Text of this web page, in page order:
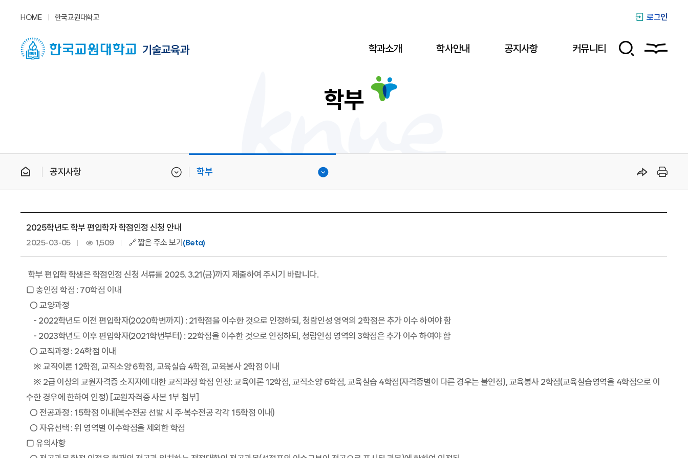
HOME 한국교원대학교 로그인
기술교육과 학과소개 학사안내 공지사항 커뮤니티
학부
공지사항 학부
2025학년도 학부 편입학자 학점인정 신청 안내
2025-03-05 1,509 🔗 짧은 주소 보기 (Beta)
학부 편입학 학생은 학점인정 신청 서류를 2025. 3.21(금)까지 제출하여 주시기 바랍니다.
□ 총인정 학점 : 70학점 이내
○ 교양과정
- 2022학년도 이전 편입학자(2020학번까지) : 21학점을 이수한 것으로 인정하되, 청람인성 영역의 2학점은 추가 이수 하여야 함
- 2023학년도 이후 편입학자(2021학번부터) : 22학점을 이수한 것으로 인정하되, 청람인성 영역의 3학점은 추가 이수 하여야 함
○ 교직과정 : 24학점 이내
※ 교직이론 12학점, 교직소양 6학점, 교육실습 4학점, 교육봉사 2학점 이내
※ 2급 이상의 교원자격증 소지자에 대한 교직과정 학점 인정: 교육이론 12학점, 교직소양 6학점, 교육실습 4학점(자격종별이 다른 경우는 불인정), 교육봉사 2학점(교육실습영역을 4학점으로 이
수한 경우에 한하여 인정) [교원자격증 사본 1부 첨부]
○ 전공과정 : 15학점 이내(복수전공 선발 시 주·복수전공 각각 15학점 이내)
○ 자유선택 : 위 영역별 이수학점을 제외한 학점
□ 유의사항